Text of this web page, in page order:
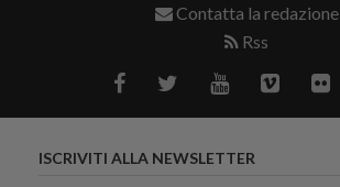
Contatta la redazione
Rss
ISCRIVITI ALLA NEWSLETTER